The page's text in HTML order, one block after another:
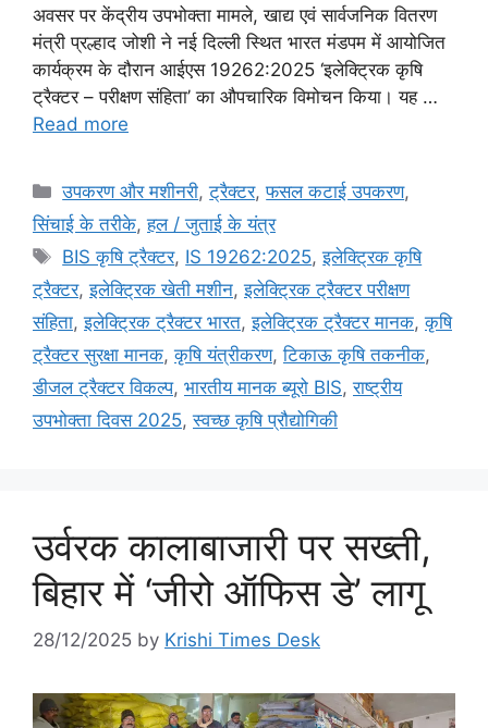
अवसर पर केंद्रीय उपभोक्ता मामले, खाद्य एवं सार्वजनिक वितरण
मंत्री प्रल्हाद जोशी ने नई दिल्ली स्थित भारत मंडपम में आयोजित
कार्यक्रम के दौरान आईएस 19262:2025 ‘इलेक्ट्रिक कृषि
ट्रैक्टर – परीक्षण संहिता’ का औपचारिक विमोचन किया। यह …
Read more
उपकरण और मशीनरी,ट्रैक्टर,फसल कटाई उपकरण,
सिंचाई के तरीके,हल / जुताई के यंत्र
BIS कृषि ट्रैक्टर, IS 19262:2025,इलेक्ट्रिक कृषि
ट्रैक्टर,इलेक्ट्रिक खेती मशीन,इलेक्ट्रिक ट्रैक्टर परीक्षण
संहिता,इलेक्ट्रिक ट्रैक्टर भारत,इलेक्ट्रिक ट्रैक्टर मानक,कृषि
ट्रैक्टर सुरक्षा मानक,कृषि यंत्रीकरण,टिकाऊ कृषि तकनीक,
डीजल ट्रैक्टर विकल्प, भारतीय मानक ब्यूरो BIS,राष्ट्रीय
उपभोक्ता दिवस 2025,स्वच्छ कृषि प्रौद्योगिकी
उर्वरक कालाबाजारी पर सख्ती,
बिहार में ‘जीरो ऑफिस डे’ लागू
28/12/2025 by Krishi Times Desk